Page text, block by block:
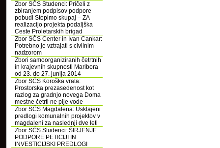
Zbor SČS Studenci: Pričeli z
zbiranjem podpisov podpore
pobudi Stopimo skupaj – ZA
realizacijo projekta podaljška
Ceste Proletarskih brigad
Zbor SČS Center in Ivan Cankar:
Potrebno je vztrajati s civilnim
nadzorom
Zbori samoorganiziranih četrtnih
in krajevnih skupnosti Maribora
od 23. do 27. junija 2014
Zbor SČS Koroška vrata:
Prostorska prezasedenost kot
razlog za gradnjo novega Doma
mestne četrti ne pije vode
Zbor SČS Magdalena: Usklajeni
predlogi komunalnih projektov v
magdaleni za naslednji dve leti
Zbor SČS Studenci: ŠIRJENJE
PODPORE PETICIJI IN
INVESTICIJSKI PREDLOGI